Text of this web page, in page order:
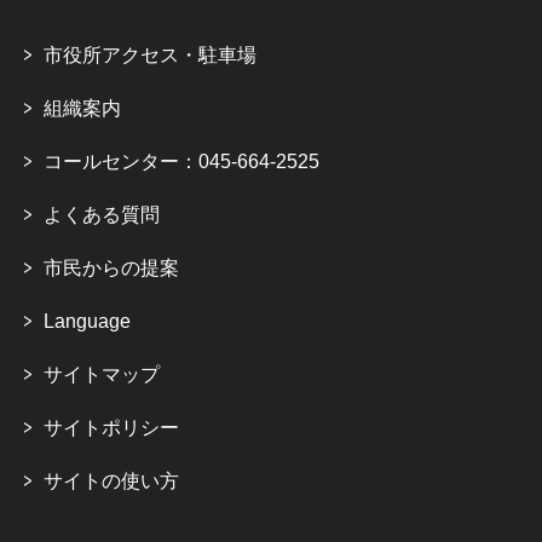
市役所アクセス・駐車場
組織案内
コールセンター：045-664-2525
よくある質問
市民からの提案
Language
サイトマップ
サイトポリシー
サイトの使い方